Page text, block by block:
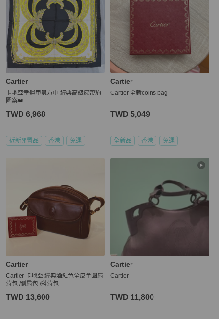
Cartier
卡地亞幸運甲蟲方巾 經典高級感帶豹
圖案👑
TWD 6,968
近新閒置品 香港 免運
Cartier
Cartier 全新coins bag
TWD 5,049
全新品 香港 免運
Cartier
Cartier 卡地亞 經典酒紅色全皮半圓肩
背包 /側肩包 /斜背包
TWD 13,600
Cartier
Cartier
TWD 11,800